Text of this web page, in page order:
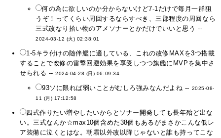
何の為に欲しいのか分からないけど7-1だけで毎月一群狙
うぞ！ってくらい周回するならすべき、三郡程度の周回なら
三式改なり拾い物のアメソナーとかだけでいいと思う --
2024-03-12 (火) 02:38:01
1-5キラ付けの随伴艦に適している、これの改修MAXを3つ搭載
することで改修の雷撃回避効果を享受しつつ旗艦にMVPを集中さ
せられる --2024-04-28 (日) 06:09:34
93ソに限れば弱いことがむしろ強みなんだよね -- 2025-08-
11 (月) 17:12:58
四式作りたい増やしたいからとソナー開発しても長年殆ど出な
い。三式なんか☆max10個含めた38個もあるがまさかこんな低レ
ア装備に泣くとはな。朝霜以外改以降じゃないと誰も持ってこな